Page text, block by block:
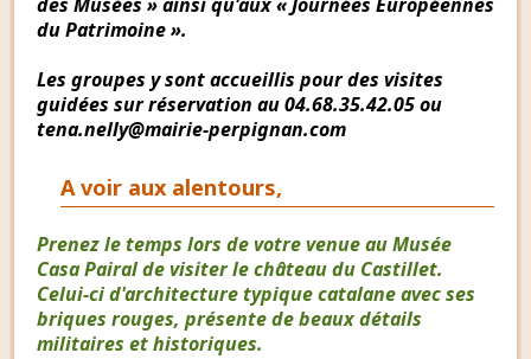
du Patrimoine ».
Les groupes y sont accueillis pour des visites
guidées sur réservation au 04.68.35.42.05 ou
tena.nelly@mairie-perpignan.com
A voir aux alentours,
Prenez le temps lors de votre venue au Musée
Casa Pairal de visiter le château du Castillet.
Celui-ci d'architecture typique catalane avec ses
briques rouges, présente de beaux détails
militaires et historiques.